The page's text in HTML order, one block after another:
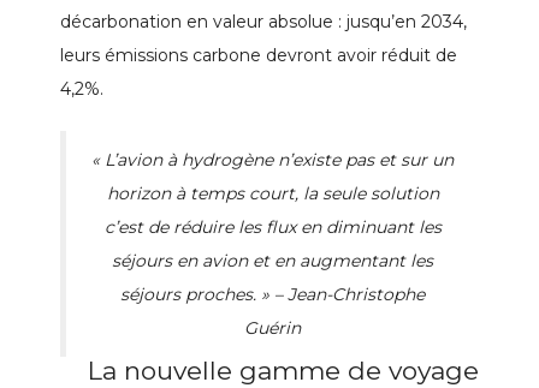
décarbonation en valeur absolue : jusqu’en 2034,
leurs émissions carbone devront avoir réduit de
4,2%.
« L’avion à hydrogène n’existe pas et sur un
horizon à temps court, la seule solution
c’est de réduire les flux en diminuant les
séjours en avion et en augmentant les
séjours proches. » – Jean-Christophe
Guérin
La nouvelle gamme de voyage